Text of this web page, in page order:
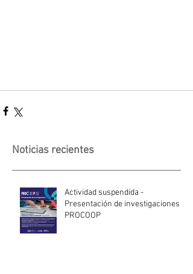
Noticias recientes
Actividad suspendida -
Presentación de investigaciones -
PROCOOP